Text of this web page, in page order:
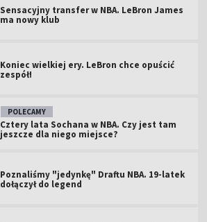
Sensacyjny transfer w NBA. LeBron James
ma nowy klub
Koniec wielkiej ery. LeBron chce opuścić
zespół!
POLECAMY
Cztery lata Sochana w NBA. Czy jest tam
jeszcze dla niego miejsce?
Poznaliśmy "jedynkę" Draftu NBA. 19-latek
dołączył do legend